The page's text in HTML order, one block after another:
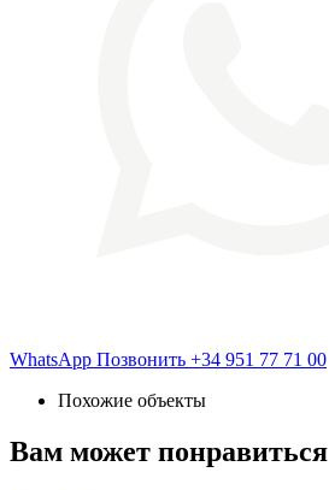
WhatsApp Позвонить +34 951 77 71 00
Похожие объекты
Вам может понравиться